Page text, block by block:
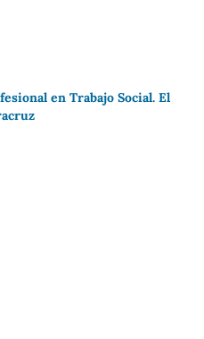
en Trabajo Social. El